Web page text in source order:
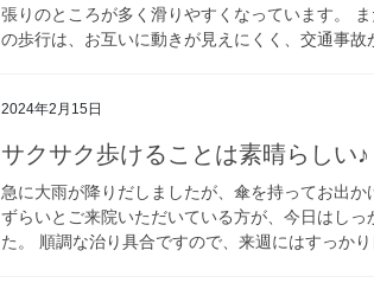
張りのところが多く滑りやすくなっています。
の歩行は、お互いに動きが見えにくく、交通事
2024年2月15日
サクサク歩けることは素晴らしい♪
急に大雨が降りだしましたが、傘を持ってお出
ずらいとご来院いただいている方が、今日はし
た。 順調な治り具合ですので、来週にはすっか